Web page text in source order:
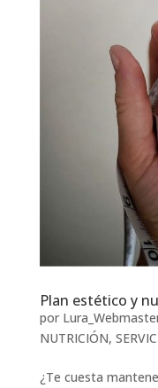
Plan estético y
por
NUTRICIÓN,
¿Te cuesta